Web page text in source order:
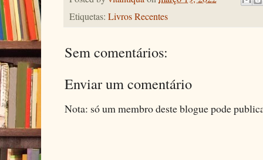
Etiquetas: Livros Recentes
Sem comentários:
Enviar um comentário
Nota: só um membro deste blogue pode